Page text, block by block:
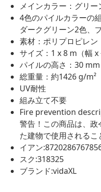
メインカラー：グリー
4色のパイルカラーの
ダークグリーン2色、
素材：ポリプロピレン
サイズ：1 x 8 m（幅 x
パイルの高さ：30 mm
総重量：約1426 g/m²
UV耐性
組み立て不要
Fire prevention
警告！この商品は、
た建物で使用される
イアン
スク:318325
ブランド:vidaXL